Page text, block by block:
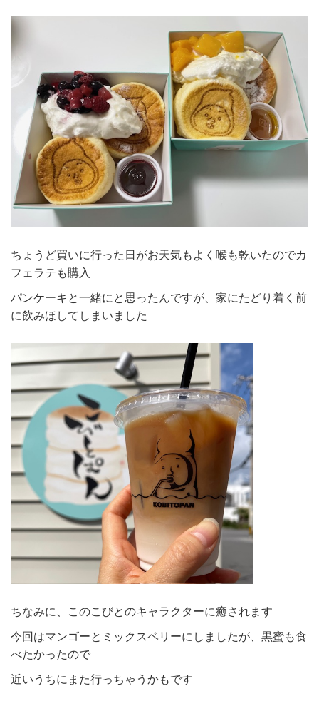
ちょうど買いに行った日がお天気もよく喉も乾いたのでカ
フェラテも購入
パンケーキと一緒にと思ったんですが、家にたどり着く前
に飲みほしてしまいました
ちなみに、このこびとのキャラクターに癒されます
今回はマンゴーとミックスベリーにしましたが、黒蜜も食
べたかったので
近いうちにまた行っちゃうかもです